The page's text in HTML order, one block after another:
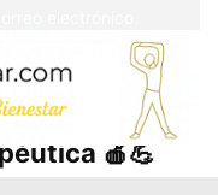
tu
🍎💪